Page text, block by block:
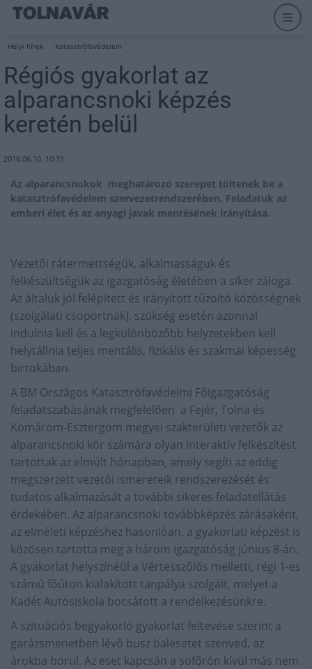
Helyi hírek Katasztrófavédelem
Régiós gyakorlat az
alparancsnoki képzés
keretén belül
2016.06.10. 10:31
Az alparancsnokok meghatározó szerepet töltenek be a
katasztrófavédelem szervezetrendszerében. Feladatuk az
emberi élet és az anyagi javak mentésének irányítása.
Vezetői rátermettségük, alkalmasságuk és
felkészültségük az igazgatóság életében a siker záloga.
Az általuk jól felépített és irányított tűzoltó közösségnek
(szolgálati csoportnak), szükség esetén azonnal
indulnia kell és a legkülönbözőbb helyzetekben kell
helytállnia teljes mentális, fizikális és szakmai képesség
birtokában.
A BM Országos Katasztrófavédelmi Főigazgatóság
feladatszabásának megfelelően a Fejér, Tolna és
Komárom-Esztergom megyei szakterületi vezetők az
alparancsnoki kör számára olyan interaktív felkészítést
tartottak az elmúlt hónapban, amely segíti az eddig
megszerzett vezetői ismereteik rendszerezését és
tudatos alkalmazását a további sikeres feladatellátás
érdekében. Az alparancsnoki továbbképzés zárásaként,
az elméleti képzéshez hasonlóan, a gyakorlati képzést is
közösen tartotta meg a három igazgatóság június 8-án.
A gyakorlat helyszínéül a Vértesszőlős melletti, régi 1-es
számú főúton kialakított tanpálya szolgált, melyet a
Kadét Autósiskola bocsátott a rendelkezésünkre.
A szituációs begyakorló gyakorlat feltevése szerint a
garázsmenetben lévő busz balesetet szenved, az
árokba borul. Az eset kapcsán a sofőrön kívül más nem